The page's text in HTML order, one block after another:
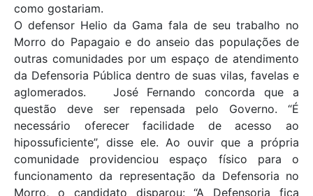
como gostariam.
O defensor Helio da Gama fala de seu trabalho no
Morro do Papagaio e do anseio das populações de
outras comunidades por um espaço de atendimento
da Defensoria Pública dentro de suas vilas, favelas e
aglomerados. José Fernando concorda que a
questão deve ser repensada pelo Governo. “É
necessário oferecer facilidade de acesso ao
hipossuficiente”, disse ele. Ao ouvir que a própria
comunidade providenciou espaço físico para o
funcionamento da representação da Defensoria no
Morro, o candidato disparou: “A Defensoria fica